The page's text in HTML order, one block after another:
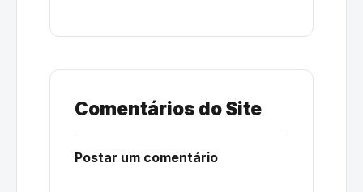
Comentários do Site
Postar um comentário